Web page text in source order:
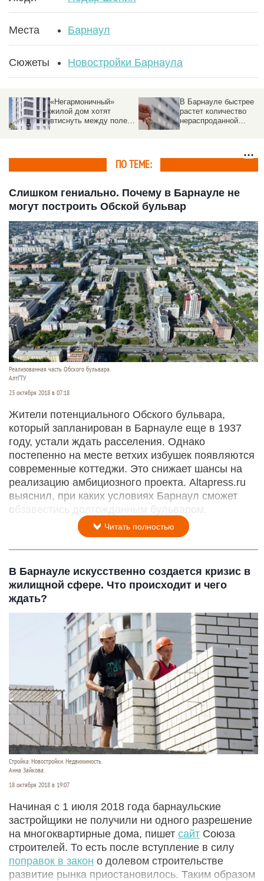
Места Барнаул
Сюжеты Новостройки Барнаула
«Негармоничный»
жилой дом хотят
втиснуть между полем
В Барнауле быстрее
растет количество
нераспроданной
ПО ТЕМЕ:
Слишком гениально. Почему в Барнауле не
могут построить Обской бульвар
Реализованная часть Обского бульвара.
АлтГТУ
23 октября 2018 в 07:18
Жители потенциального Обского бульвара,
который запланирован в Барнауле еще в 1937
году, устали ждать расселения. Однако
постепенно на месте ветхих избушек появляются
современные коттеджи. Это снижает шансы на
реализацию амбициозного проекта. Altapress.ru
выяснил, при каких условиях Барнаул сможет
обзавестись долгожданным бульваром.
Читать полностью
В Барнауле искусственно создается кризис в
жилищной сфере. Что происходит и чего
ждать?
Стройка. Новостройки. Недвижимость.
Анна Зайкова.
18 октября 2018 в 19:07
Начиная с 1 июля 2018 года барнаульские
застройщики не получили ни одного разрешение
на многоквартирные дома, пишет сайт Союза
строителей. То есть после вступление в силу
поправок в закон о долевом строительстве
развитие рынка приостановилось. Таким образом